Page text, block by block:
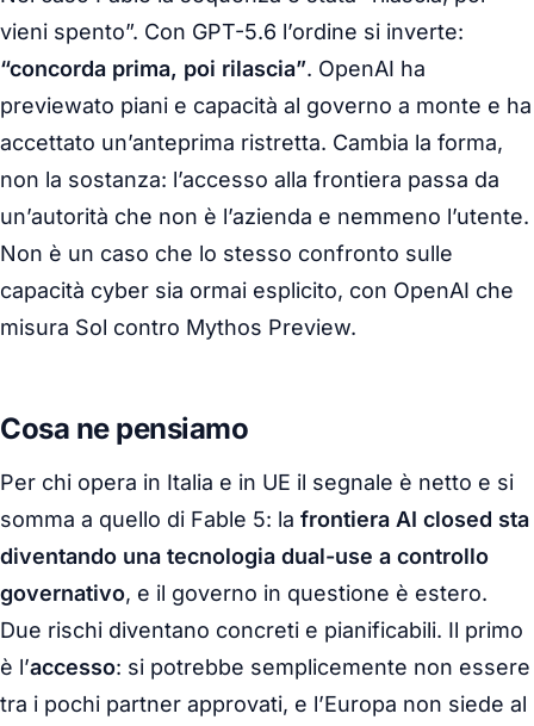
vieni spento”. Con GPT-5.6 l’ordine si inverte:
“concorda prima, poi rilascia”. OpenAI ha
previewato piani e capacità al governo a monte e ha
accettato un’anteprima ristretta. Cambia la forma,
non la sostanza: l’accesso alla frontiera passa da
un’autorità che non è l’azienda e nemmeno l’utente.
Non è un caso che lo stesso confronto sulle
capacità cyber sia ormai esplicito, con OpenAI che
misura Sol contro Mythos Preview.
Cosa ne pensiamo
Per chi opera in Italia e in UE il segnale è netto e si
somma a quello di Fable 5: la frontiera AI closed sta
diventando una tecnologia dual-use a controllo
governativo, e il governo in questione è estero.
Due rischi diventano concreti e pianificabili. Il primo
è l’accesso: si potrebbe semplicemente non essere
tra i pochi partner approvati, e l’Europa non siede al